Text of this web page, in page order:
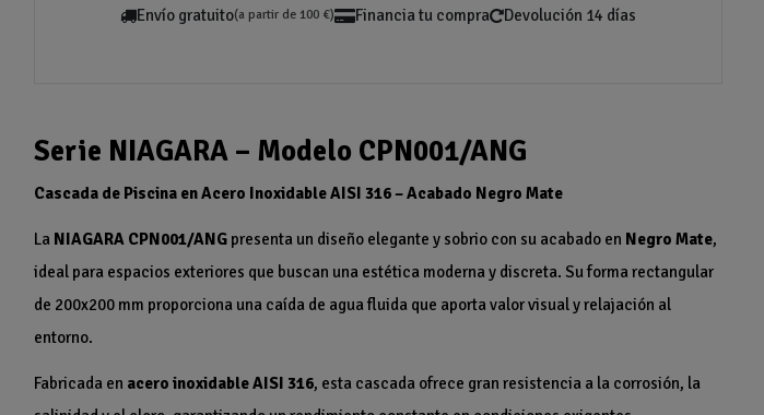
Envío gratuito(a partir de 100 €) Financia tu compra Devolución 14 días
Serie NIAGARA – Modelo CPN001/ANG
Cascada de Piscina en Acero Inoxidable AISI 316 – Acabado Negro Mate
La NIAGARA CPN001/ANG presenta un diseño elegante y sobrio con su acabado en Negro Mate,
ideal para espacios exteriores que buscan una estética moderna y discreta. Su forma rectangular
de 200x200 mm proporciona una caída de agua fluida que aporta valor visual y relajación al
entorno.
Fabricada en acero inoxidable AISI 316, esta cascada ofrece gran resistencia a la corrosión, la